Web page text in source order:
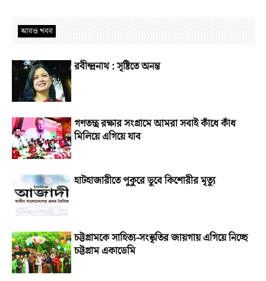
আরও খবর
রবীন্দ্রনাথ : সৃষ্টিতে অনন্ত
গণতন্ত্র রক্ষার সংগ্রামে আমরা সবাই কাঁধে কাঁধ
মিলিয়ে এগিয়ে যাব
হাটহাজারীতে পুকুরে ডুবে কিশোরীর মৃত্যু
চট্টগ্রামকে সাহিত্য-সংস্কৃতির জায়গায় এগিয়ে নিচ্ছে
চট্টগ্রাম একাডেমি